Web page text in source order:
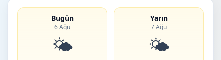
Bugün
6 Ağu
🌤️
Yarın
7 Ağu
🌤️